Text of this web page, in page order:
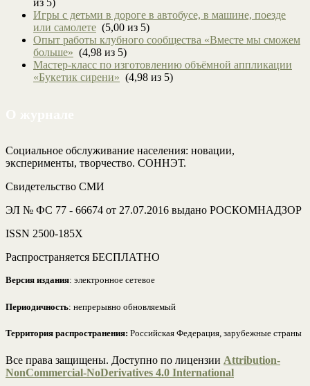
из 5)
Игры с детьми в дороге в автобусе, в машине, поезде
или самолете (5,00 из 5)
Опыт работы клубного сообщества «Вместе мы сможем
больше» (4,98 из 5)
Мастер-класс по изготовлению объёмной аппликации
«Букетик сирени» (4,98 из 5)
Социальное обслуживание населения: новации,
эксперименты, творчество. СОННЭТ.
Свидетельство СМИ
ЭЛ № ФС 77 - 66674 от 27.07.2016 выдано РОСКОМНАДЗОР
ISSN 2500-185Х
Распространяется БЕСПЛАТНО
Версия издания: электронное сетевое
Периодичность: непрерывно обновляемый
Территория распространения: Российская Федерация, зарубежные страны
Все права защищены. Доступно по лицензии Attribution-
NonCommercial-NoDerivatives 4.0 International